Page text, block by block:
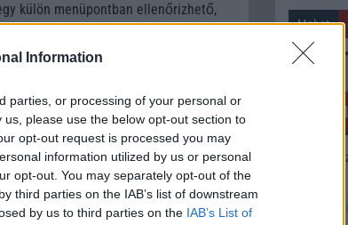
Information
parties, or processing of your personal or
please use the below opt-out section to
opt-out request is processed you may
information utilized by us or personal
opt-out. You may separately opt-out of the
third parties on the IAB’s list of downstream
by us to third parties on the IAB’s List of
külön menüpontban ellenőrizhető,
automatikusan értesítés érkezik a
kell a telefont a